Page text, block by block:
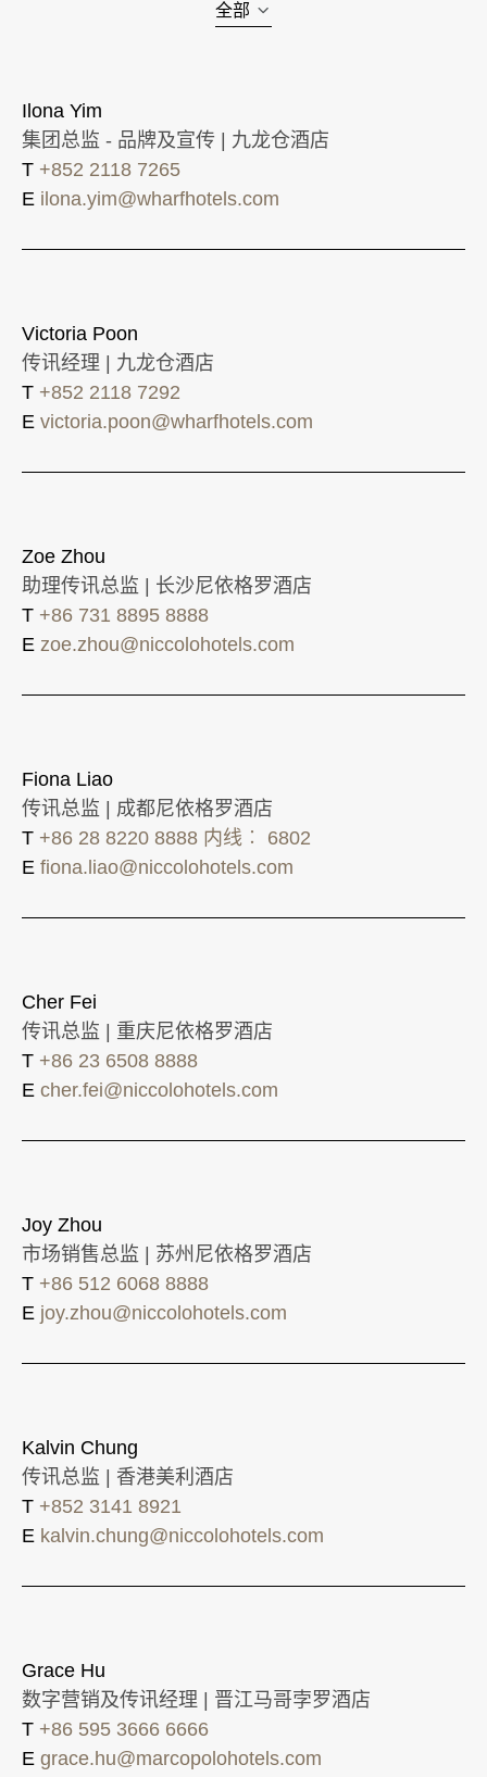
全部
Ilona Yim
集团总监 - 品牌及宣传 | 九龙仓酒店
T +852 2118 7265
E ilona.yim@wharfhotels.com
Victoria Poon
传讯经理 | 九龙仓酒店
T +852 2118 7292
E victoria.poon@wharfhotels.com
Zoe Zhou
助理传讯总监 | 长沙尼依格罗酒店
T +86 731 8895 8888
E zoe.zhou@niccolohotels.com
Fiona Liao
传讯总监 | 成都尼依格罗酒店
T +86 28 8220 8888 内线︰ 6802
E fiona.liao@niccolohotels.com
Cher Fei
传讯总监 | 重庆尼依格罗酒店
T +86 23 6508 8888
E cher.fei@niccolohotels.com
Joy Zhou
市场销售总监 | 苏州尼依格罗酒店
T +86 512 6068 8888
E joy.zhou@niccolohotels.com
Kalvin Chung
传讯总监 | 香港美利酒店
T +852 3141 8921
E kalvin.chung@niccolohotels.com
Grace Hu
数字营销及传讯经理 | 晋江马哥孛罗酒店
T +86 595 3666 6666
E grace.hu@marcopolohotels.com